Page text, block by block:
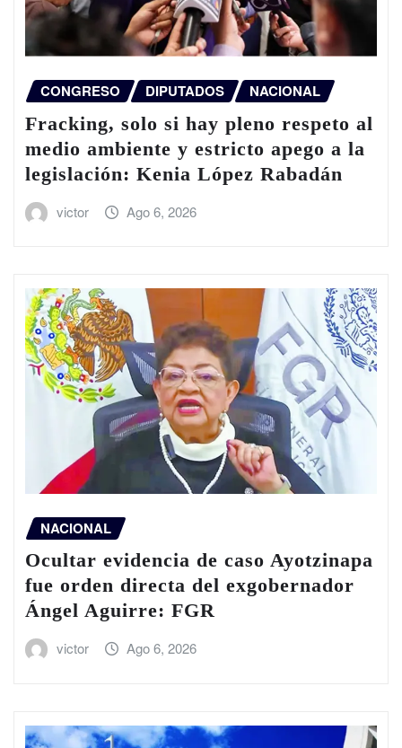
CONGRESO DIPUTADOS NACIONAL
Fracking, solo si hay pleno respeto al
medio ambiente y estricto apego a la
legislación: Kenia López Rabadán
victor Ago 6, 2026
NACIONAL
Ocultar evidencia de caso Ayotzinapa
fue orden directa del exgobernador
Ángel Aguirre: FGR
victor Ago 6, 2026